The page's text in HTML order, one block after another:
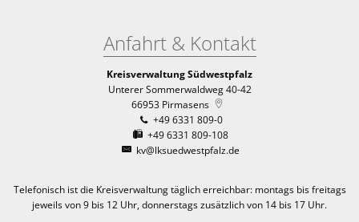
Anfahrt & Kontakt
Kreisverwaltung Südwestpfalz
Unterer Sommerwaldweg 40-42
66953 Pirmasens
+49 6331 809-0
+49 6331 809-108
kv@lksuedwestpfalz.de
Telefonisch ist die Kreisverwaltung täglich erreichbar: montags bis freitags
jeweils von 9 bis 12 Uhr, donnerstags zusätzlich von 14 bis 17 Uhr.